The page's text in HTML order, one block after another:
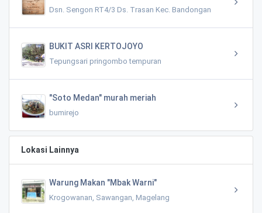
Dsn. Sengon RT4/3 Ds. Trasan Kec. Bandongan
BUKIT ASRI KERTOJOYO
Tepungsari pringombo tempuran
"Soto Medan" murah meriah
bumirejo
Lokasi Lainnya
Warung Makan "Mbak Warni"
Krogowanan, Sawangan, Magelang